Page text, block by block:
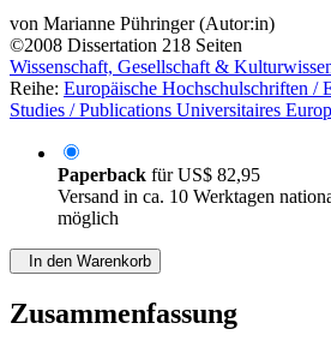
von Marianne Pühringer (Autor:in)
©2008 Dissertation 218 Seiten
Wissenschaft, Gesellschaft &
Reihe: Europäische Hochschulschriften /
Studies / Publications Universitaires
Paperback fürUS$ 82,95
Versand in ca. 10 Werktagen
möglich
In den Warenkorb
Zusammenfassung